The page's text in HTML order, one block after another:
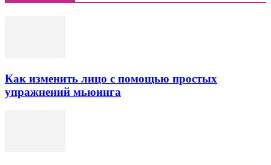
Как изменить лицо с помощью простых
упражнений мьюинга